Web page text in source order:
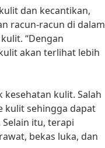
dan kecantikan,
racun-racun di dalam
“Dengan
akan terlihat lebih
kulit. Salah
kulit sehingga dapat
itu, terapi
bekas luka, dan